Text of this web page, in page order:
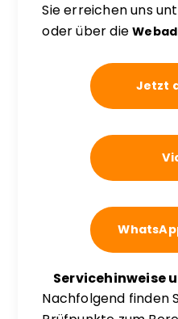
Sie erreichen uns
oder über die
Jetzt
Servicehinweise
Nachfolgend finden